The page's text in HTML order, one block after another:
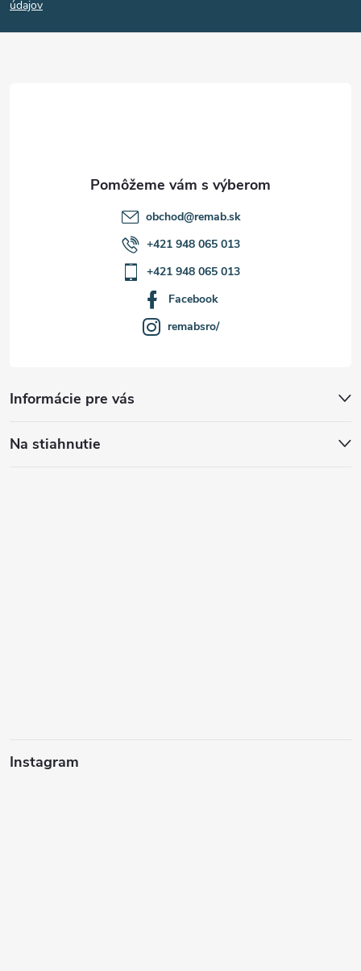
púdajov
Informácie pre vás
Na stiahnutie
Instagram
obchod@remab.sk
+421 948 065 013
+421 948 065 013
Facebook
remabsro/